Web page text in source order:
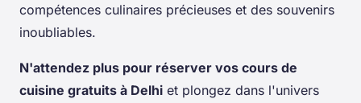
compétences culinaires précieuses et des souvenirs
inoubliables.
N'attendez plus pour réserver vos cours de
cuisine gratuits à Delhi et plongez dans l'univers